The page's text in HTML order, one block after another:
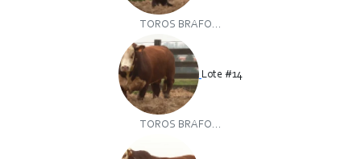
TOROS BRAFO...
Lote #14
TOROS BRAFO...